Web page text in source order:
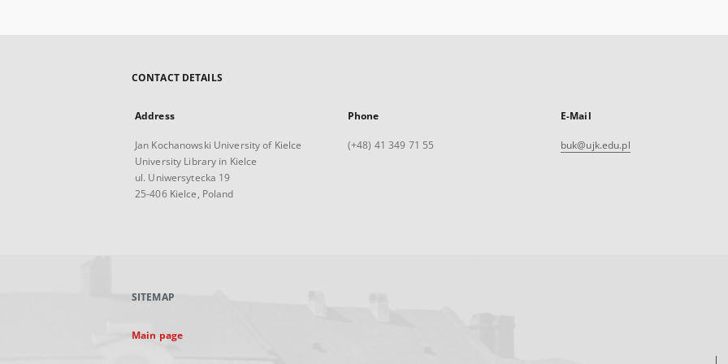
CONTACT DETAILS
Address
Jan Kochanowski University of Kielce
University Library in Kielce
ul. Uniwersytecka 19
25-406 Kielce, Poland
Phone
(+48) 41 349 71 55
E-Mail
buk@ujk.edu.pl
SITEMAP
Main page